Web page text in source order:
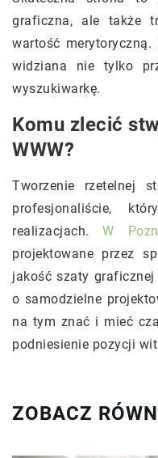
graficzna, ale także
wartość
widziana nie tylko
wyszukiwarkę.
Komu zlecić
WWW?
Tworzenie rzetelnej
profesjonaliście,
realizacjach.W
projektowane przez
jakość szaty
o samodzielne
na tym znać i mieć
podniesienie pozycji
ZOBACZ